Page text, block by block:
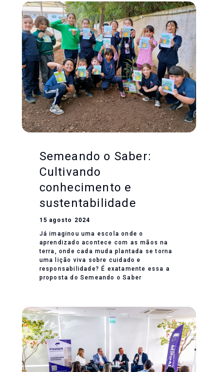
Semeando o Saber:
Cultivando
conhecimento e
sustentabilidade
15 agosto 2024
Já imaginou uma escola onde o
aprendizado acontece com as mãos na
terra, onde cada muda plantada se torna
uma lição viva sobre cuidado e
responsabilidade? É exatamente essa a
proposta do Semeando o Saber